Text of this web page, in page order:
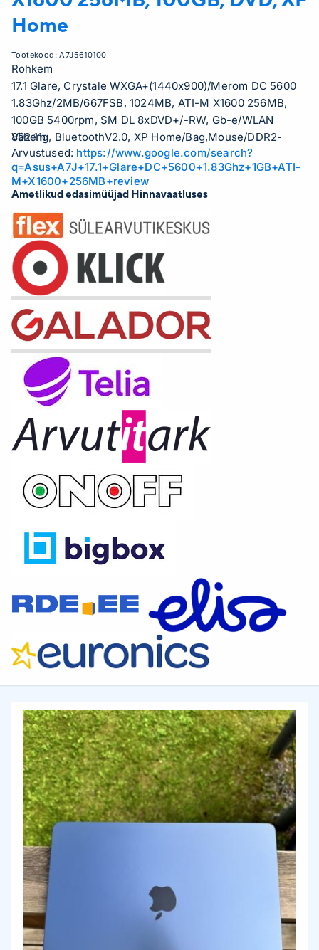
Home
Tootekood:A7J5610100
Rohkem
17.1 Glare, Crystale WXGA+(1440x900)/Merom DC 5600
1.83Ghz/2MB/667FSB, 1024MB, ATI-M X1600 256MB,
100GB 5400rpm, SM DL 8xDVD+/-RW, Gb-e/WLAN
802.11g, BluetoothV2.0, XP Home/Bag,Mouse/DDR2-
667/5xUSB2.0/TV-Out/DVI/1394/Card reader/1.3M
Camera/3.9Kg
Vähem
Arvustused: https://www.google.com/search?
q=Asus+A7J+17.1+Glare+DC+5600+1.83Ghz+1GB+ATI-
M+X1600+256MB+review
Ametlikud edasimüüjad Hinnavaatluses